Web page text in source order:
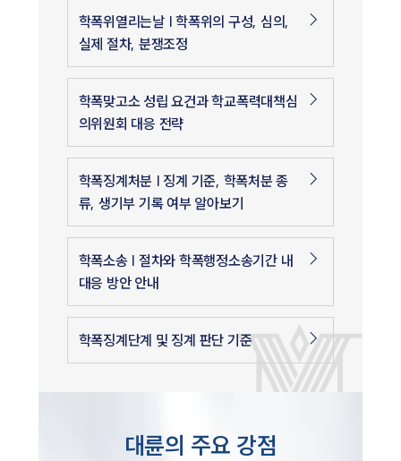
학폭위열리는날 | 학폭위의 구성, 심의,
실제 절차, 분쟁조정
학폭맞고소 성립 요건과 학교폭력대책심
의위원회 대응 전략
학폭징계처분 | 징계 기준, 학폭처분 종
류, 생기부 기록 여부 알아보기
학폭소송 | 절차와 학폭행정소송기간 내
대응 방안 안내
학폭징계단계 및 징계 판단 기준
대륜의 주요 강점